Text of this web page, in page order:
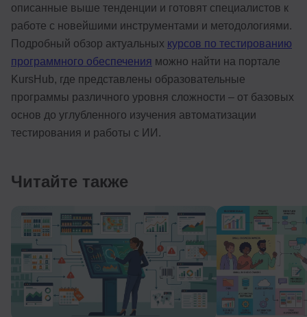
описанные выше тенденции и готовят специалистов к
работе с новейшими инструментами и методологиями.
Подробный обзор актуальных курсов по тестированию
программного обеспечения можно найти на портале
KursHub, где представлены образовательные
программы различного уровня сложности – от базовых
основ до углубленного изучения автоматизации
тестирования и работы с ИИ.
Читайте также